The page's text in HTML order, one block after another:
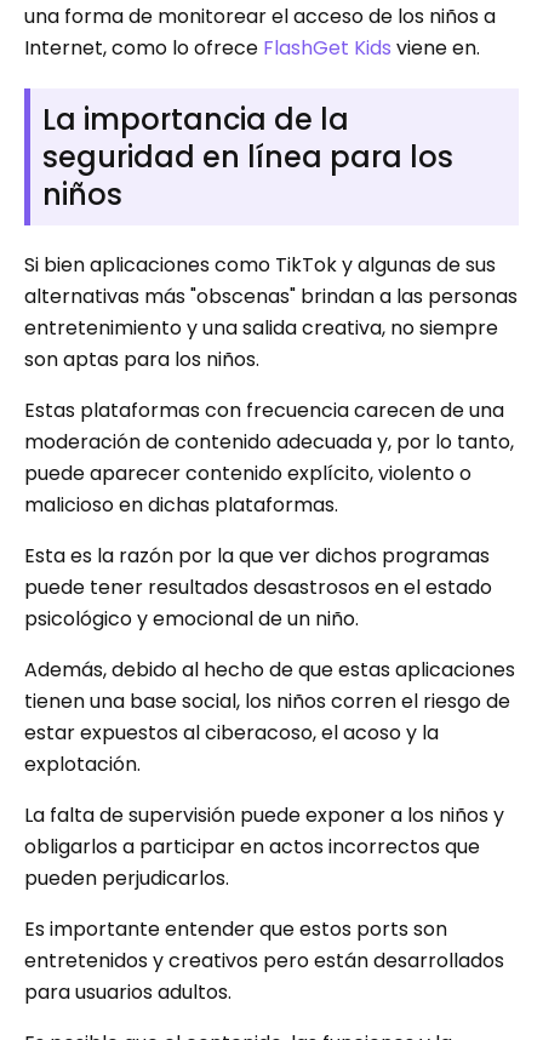
una forma de monitorear el acceso de los niños a
Internet, como lo ofrece FlashGet Kids viene en.
La importancia de la
seguridad en línea para los
niños
Si bien aplicaciones como TikTok y algunas de sus
alternativas más "obscenas" brindan a las personas
entretenimiento y una salida creativa, no siempre
son aptas para los niños.
Estas plataformas con frecuencia carecen de una
moderación de contenido adecuada y, por lo tanto,
puede aparecer contenido explícito, violento o
malicioso en dichas plataformas.
Esta es la razón por la que ver dichos programas
puede tener resultados desastrosos en el estado
psicológico y emocional de un niño.
Además, debido al hecho de que estas aplicaciones
tienen una base social, los niños corren el riesgo de
estar expuestos al ciberacoso, el acoso y la
explotación.
La falta de supervisión puede exponer a los niños y
obligarlos a participar en actos incorrectos que
pueden perjudicarlos.
Es importante entender que estos ports son
entretenidos y creativos pero están desarrollados
para usuarios adultos.